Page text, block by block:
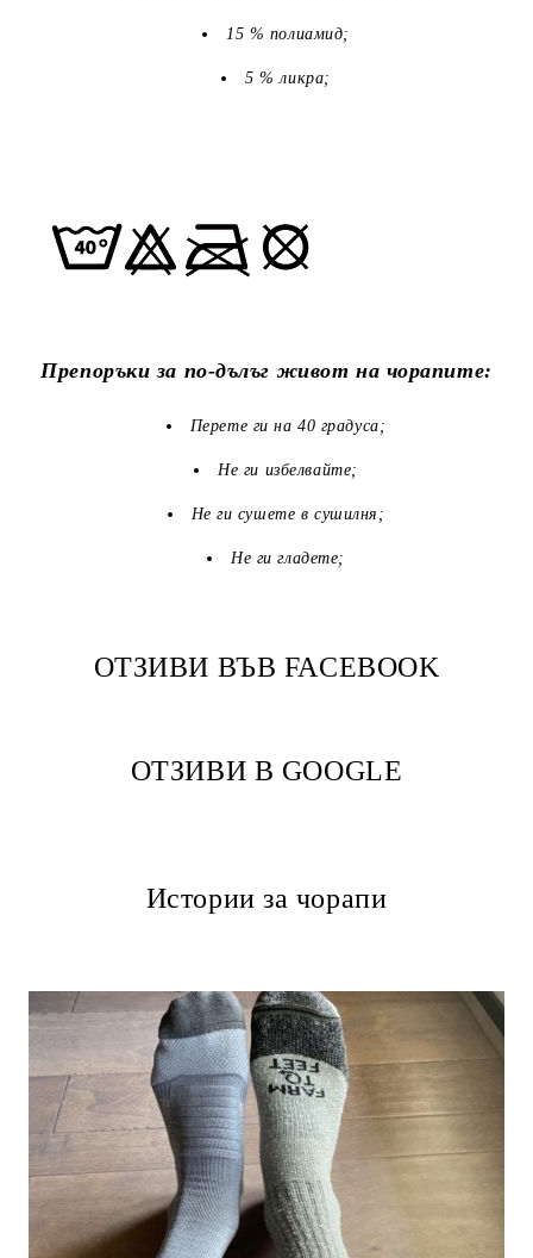
15 % полиамид;
5 % ликра;
Препоръки за по-дълъг живот на чорапите:
Перете ги на 40 градуса;
Не ги избелвайте;
Не ги сушете в сушилня;
Не ги гладете;
ОТЗИВИ ВЪВ FACEBOOK
ОТЗИВИ В GOOGLE
Истории за чорапи